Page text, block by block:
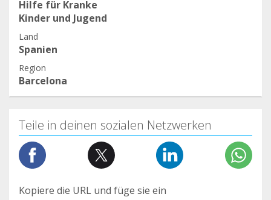
Hilfe für Kranke
Kinder und Jugend
Land
Spanien
Region
Barcelona
Teile in deinen sozialen Netzwerken
Kopiere die URL und füge sie ein